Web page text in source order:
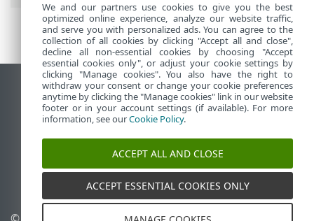
Prikaži lokaciju za računare
End of Life
ESET Forum
ESET baza znanja
ESET Status Portal
Regionalna podrška
We and our partners use cookies to give you the best
optimized online experience, analyze our website traffic,
and serve you with personalized ads. You can agree to the
collection of all cookies by clicking "Accept all and close",
decline all non-essential cookies by choosing "Accept
essential cookies only", or adjust your cookie settings by
clicking "Manage cookies". You also have the right to
withdraw your consent or change your cookie preferences
anytime by clicking the "Manage cookies" link in our website
footer or in your account settings (if available). For more
information, see ourCookie Policy.
ACCEPT ALL AND CLOSE
ACCEPT ESSENTIAL COOKIES ONLY